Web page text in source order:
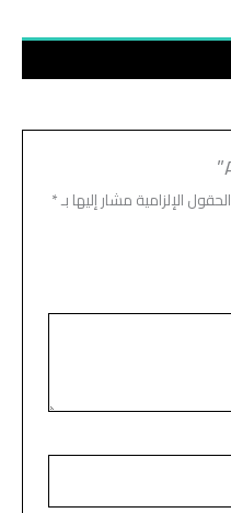
الحقول الإلزامية مشار إليها بـ*